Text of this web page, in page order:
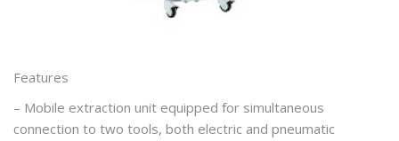
Features
– Mobile extraction unit equipped for simultaneous
connection to two tools, both electric and pneumatic